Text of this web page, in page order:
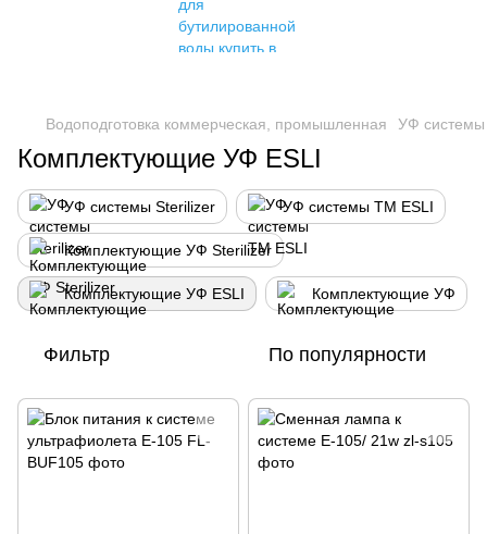
Водоподготовка коммерческая, промышленная УФ
Комплектующие УФ ESLI
УФ системы Sterilizer УФ системы TM ESLI
Комплектующие УФ Sterilizer
Комплектующие УФ ESLI Комплектующие УФ
Фильтр По популярности